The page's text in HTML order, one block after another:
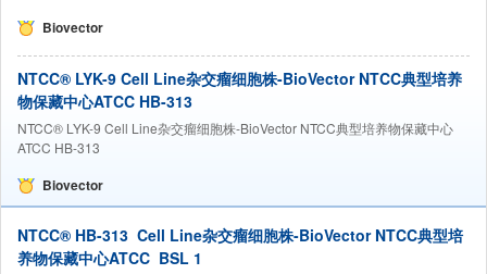
Biovector
NTCC® LYK-9 Cell Line杂交瘤细胞株-BioVector NTCC典型培养
物保藏中心ATCC HB-313
NTCC® LYK-9 Cell Line杂交瘤细胞株-BioVector NTCC典型培养物保藏中心
ATCC HB-313
Biovector
NTCC® HB-313 Cell Line杂交瘤细胞株-BioVector NTCC典型培
养物保藏中心ATCC BSL 1